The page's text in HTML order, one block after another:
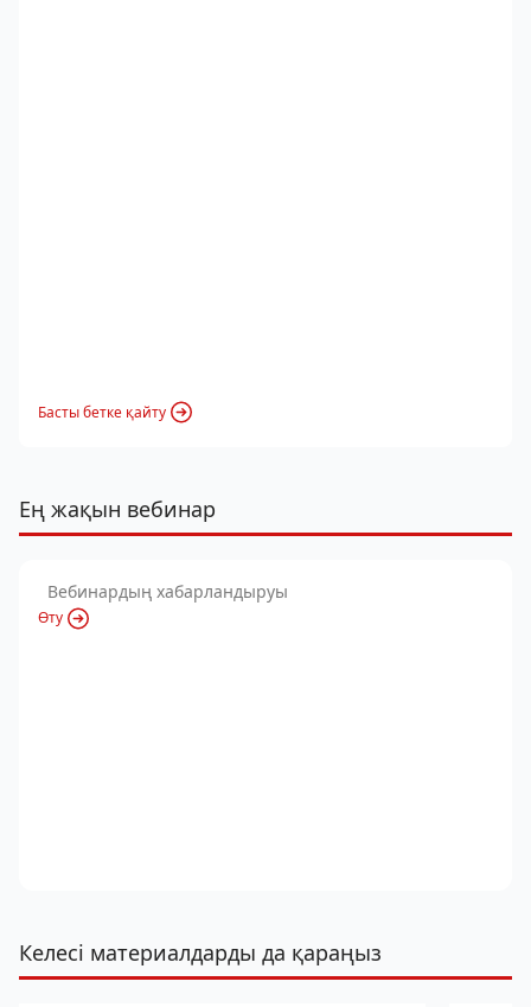
Басты бетке қайту
Ең жақын вебинар
Вебинардың хабарландыруы
Өту
Келесі материалдарды да қараңыз